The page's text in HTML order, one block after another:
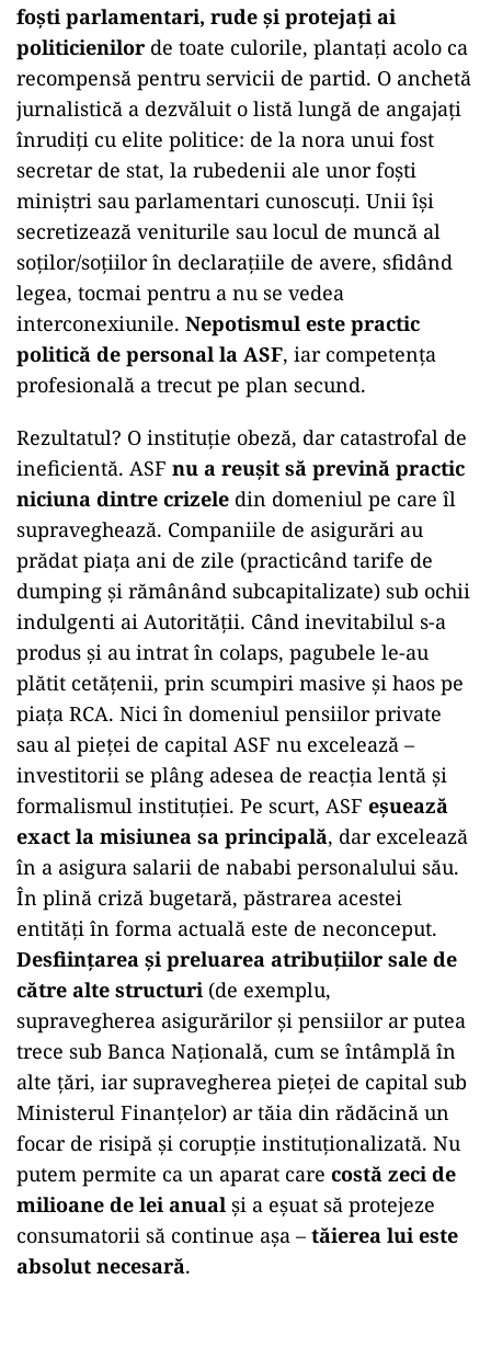
foști parlamentari, rude și protejați ai
politicienilor de toate culorile, plantați acolo ca
recompensă pentru servicii de partid. O anchetă
jurnalistică a dezvăluit o listă lungă de angajați
înrudiți cu elite politice: de la nora unui fost
secretar de stat, la rubedenii ale unor foști
miniștri sau parlamentari cunoscuți. Unii își
secretizează veniturile sau locul de muncă al
soților/soțiilor în declarațiile de avere, sfidând
legea, tocmai pentru a nu se vedea
interconexiunile. Nepotismul este practic
politică de personal la ASF, iar competența
profesională a trecut pe plan secund.
Rezultatul? O instituție obeză, dar catastrofal de
ineficientă. ASF nu a reușit să prevină practic
niciuna dintre crizele din domeniul pe care îl
supraveghează. Companiile de asigurări au
prădat piața ani de zile (practicând tarife de
dumping și rămânând subcapitalizate) sub ochii
indulgenti ai Autorității. Când inevitabilul s-a
produs și au intrat în colaps, pagubele le-au
plătit cetățenii, prin scumpiri masive și haos pe
piața RCA. Nici în domeniul pensiilor private
sau al pieței de capital ASF nu excelează –
investitorii se plâng adesea de reacția lentă și
formalismul instituției. Pe scurt, ASF eșuează
exact la misiunea sa principală, dar excelează
în a asigura salarii de nababi personalului său.
În plină criză bugetară, păstrarea acestei
entități în forma actuală este de neconceput.
Desființarea și preluarea atribuțiilor sale de
către alte structuri (de exemplu,
supravegherea asigurărilor și pensiilor ar putea
trece sub Banca Națională, cum se întâmplă în
alte țări, iar supravegherea pieței de capital sub
Ministerul Finanțelor) ar tăia din rădăcină un
focar de risipă și corupție instituționalizată. Nu
putem permite ca un aparat care costă zeci de
milioane de lei anual și a eșuat să protejeze
consumatorii să continue așa – tăierea lui este
absolut necesară.